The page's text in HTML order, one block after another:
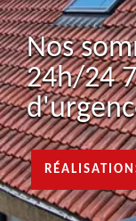
Nos
24h/24